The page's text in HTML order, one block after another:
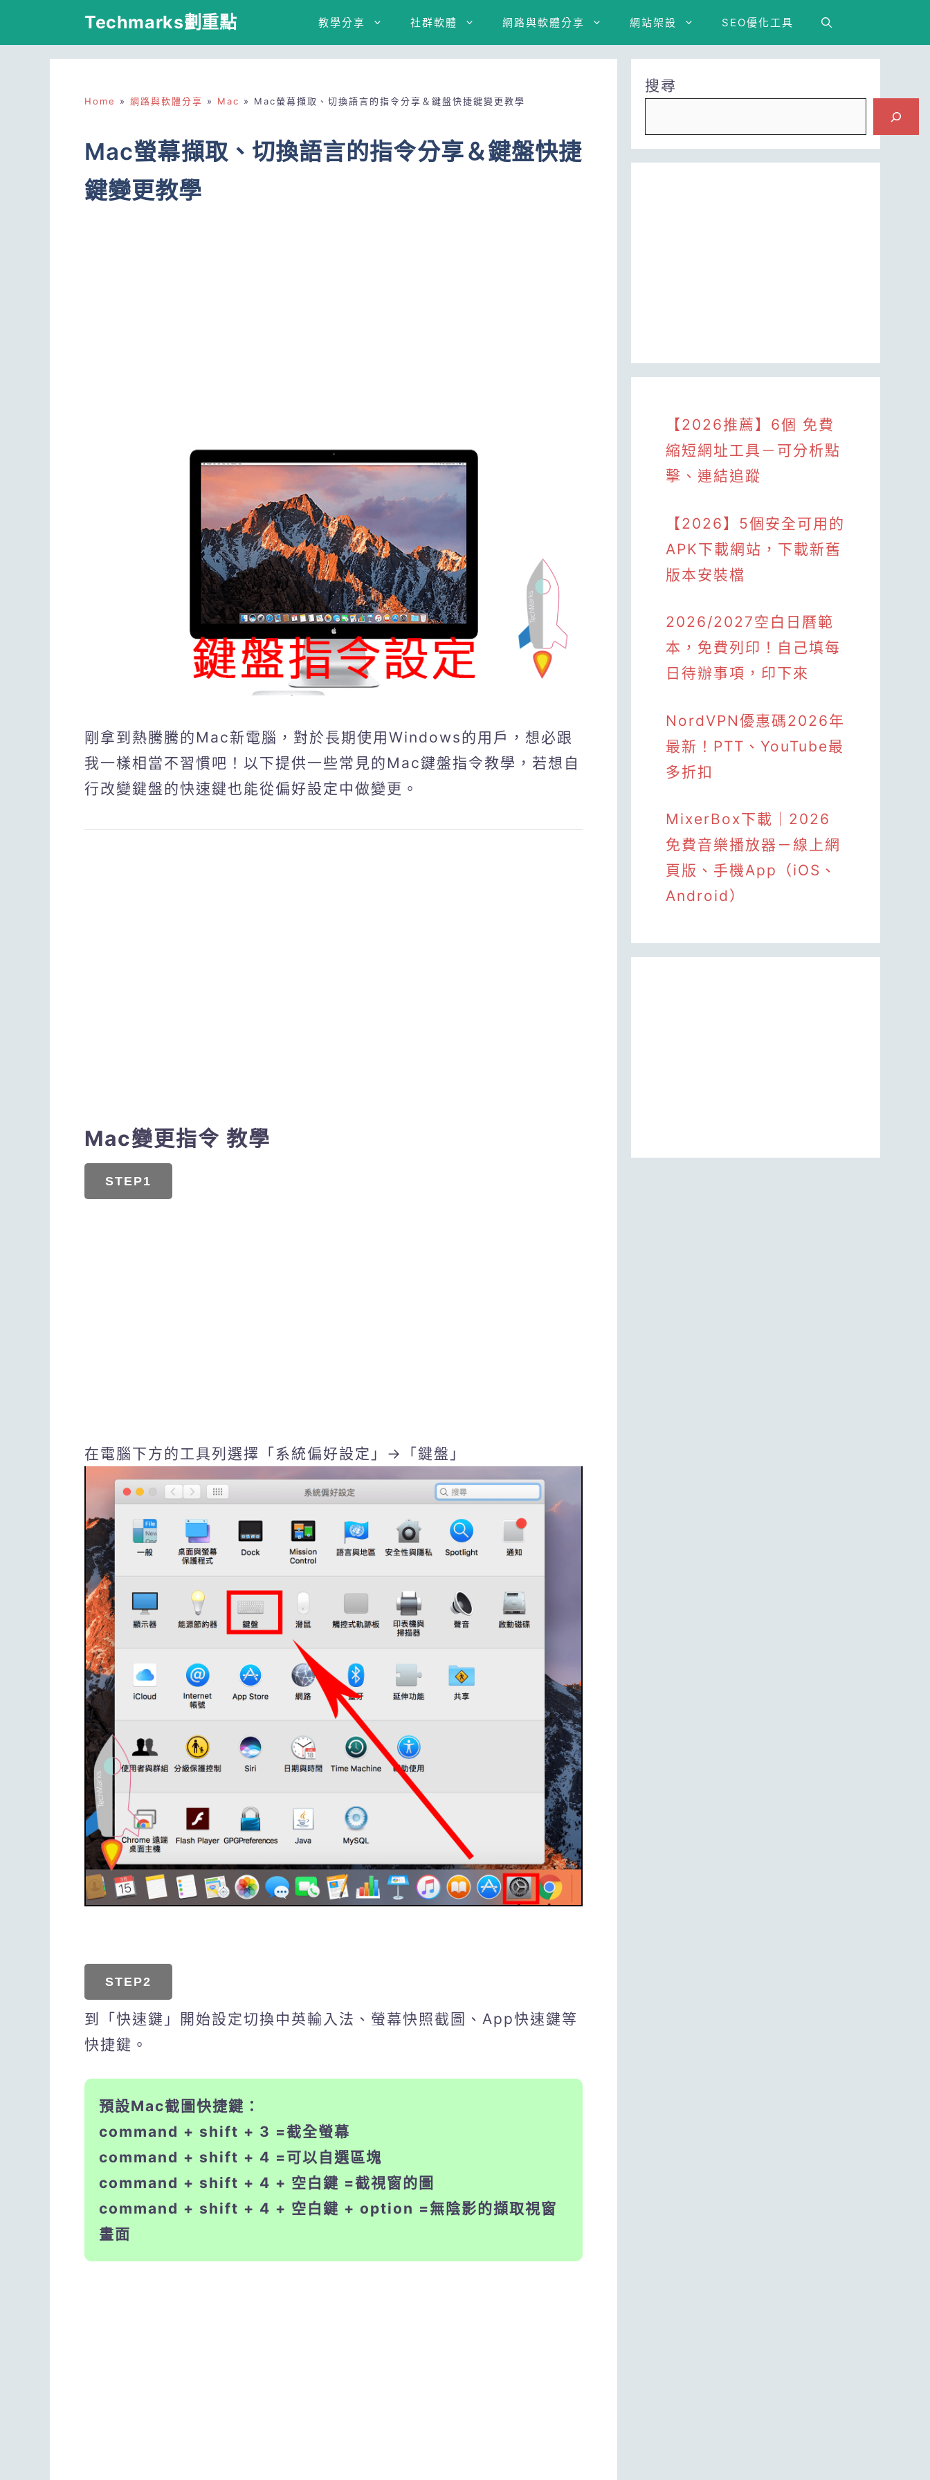
Techmarks劃重點 教學分享 社群軟體 網路與軟體分享 網站架設 SEO優化工具
Home » 網路與軟體分享 » Mac » Mac螢幕擷取、切換語言的指令分享＆鍵盤快捷鍵變更教學
Mac螢幕擷取、切換語言的指令分享＆鍵盤快捷
鍵變更教學
剛拿到熱騰騰的Mac新電腦，對於長期使用Windows的用戶，想必跟
我一樣相當不習慣吧！以下提供一些常見的Mac鍵盤指令教學，若想自
行改變鍵盤的快速鍵也能從偏好設定中做變更。
Mac變更指令 教學
STEP1
在電腦下方的工具列選擇「系統偏好設定」→「鍵盤」
STEP2
到「快速鍵」開始設定切換中英輸入法、螢幕快照截圖、App快速鍵等
快捷鍵。
預設Mac截圖快捷鍵：
command + shift + 3 =截全螢幕
command + shift + 4 =可以自選區塊
command + shift + 4 + 空白鍵 =截視窗的圖
command + shift + 4 + 空白鍵 + option =無陰影的擷取視窗
畫面
搜尋
【2026推薦】6個 免費
縮短網址工具－可分析點
擊、連結追蹤
【2026】5個安全可用的
APK下載網站，下載新舊
版本安裝檔
2026/2027空白日曆範
本，免費列印！自己填每
日待辦事項，印下來
NordVPN優惠碼2026年
最新！PTT、YouTube最
多折扣
MixerBox下載｜2026
免費音樂播放器－線上網
頁版、手機App（iOS、
Android）